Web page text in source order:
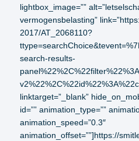
lightbox_image=””
vermogensbelasting”
2017/AT_2068110?
search-results-
linktarget=”_blank”
id=”” animation_type=””
animation_speed=”0.3″
animation_offset=””]https://